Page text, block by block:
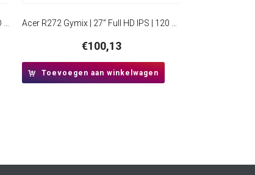
ViewSonic VA270 | 27″ Monitor | Full HD IPS | 100Hz | 1ms | HDMI en VGA | Flicker-Free | Blue Light Filter Acer R272 Gymix | 27” Full HD IPS | 120 Hz | 1 ms reactietijd | HDMI en VGA | Monitor
€100,13
Toevoegen aan winkelwagen